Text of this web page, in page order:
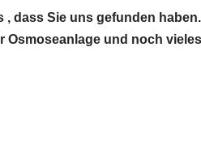
, dass Sie uns gefunden
Osmoseanlage und noch